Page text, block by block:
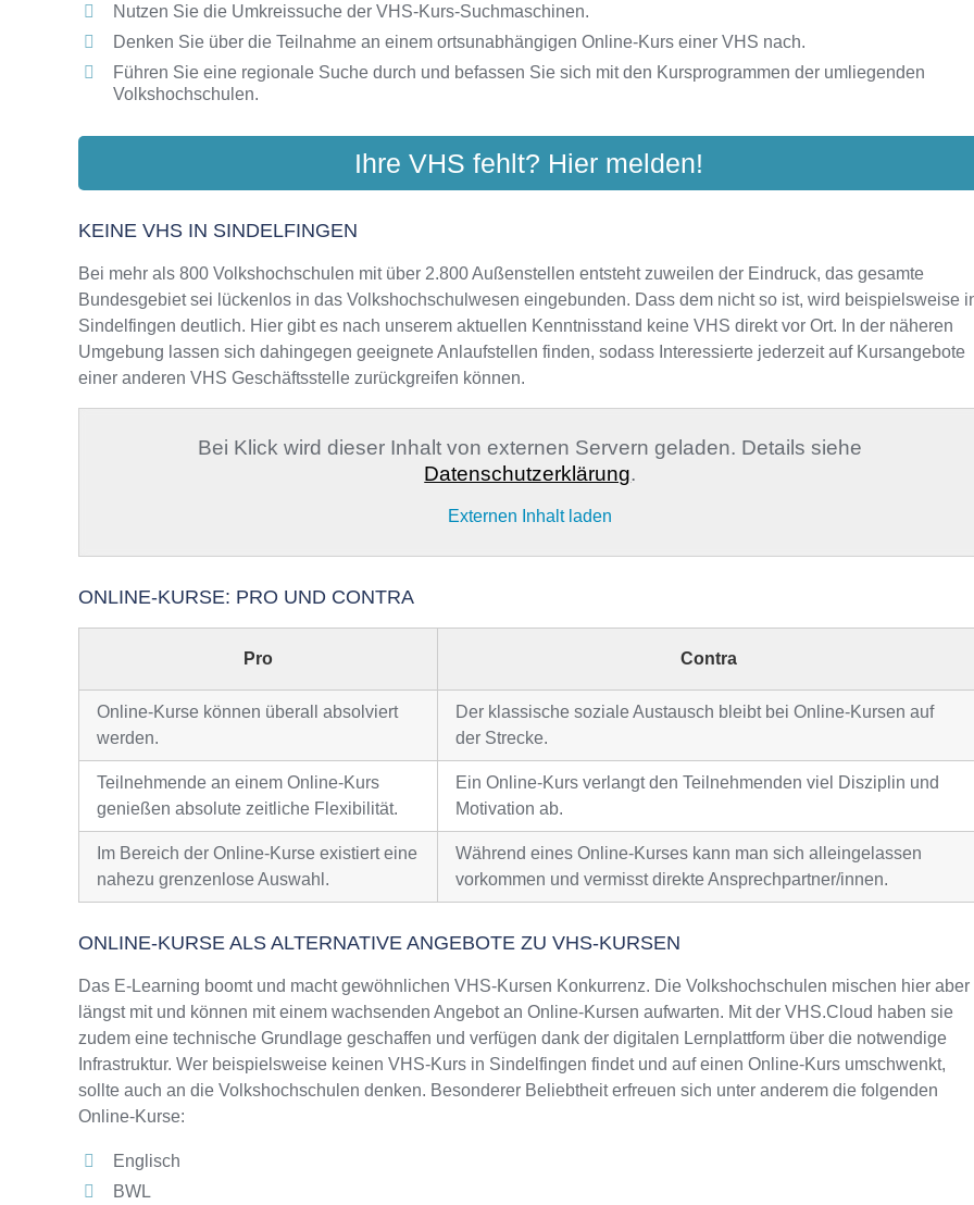
Nutzen Sie die Umkreissuche der VHS-Kurs-Suchmaschinen.
Denken Sie über die Teilnahme an einem ortsunabhängigen Online-Kurs einer VHS nach.
Führen Sie eine regionale Suche durch und befassen Sie sich mit den Kursprogrammen der umliegenden
Volkshochschulen.
Ihre VHS fehlt? Hier melden!
KEINE VHS IN SINDELFINGEN
Bei mehr als 800 Volkshochschulen mit über 2.800 Außenstellen entsteht zuweilen der Eindruck, das gesamte
Bundesgebiet sei lückenlos in das Volkshochschulwesen eingebunden. Dass dem nicht so ist, wird beispielsweise
Sindelfingen deutlich. Hier gibt es nach unserem aktuellen Kenntnisstand keine VHS direkt vor Ort. In der näheren
Umgebung lassen sich dahingegen geeignete Anlaufstellen finden, sodass Interessierte jederzeit auf Kursangebote
einer anderen VHS Geschäftsstelle zurückgreifen können.
Bei Klick wird dieser Inhalt von externen Servern geladen. Details siehe
Datenschutzerklärung.
Externen Inhalt laden
ONLINE-KURSE: PRO UND CONTRA
Pro Contra
Online-Kurse können überall absolviert
werden.
Der klassische soziale Austausch bleibt bei Online-Kursen auf
der Strecke.
Teilnehmende an einem Online-Kurs
genießen absolute zeitliche Flexibilität.
Ein Online-Kurs verlangt den Teilnehmenden viel Disziplin und
Motivation ab.
Im Bereich der Online-Kurse existiert eine
nahezu grenzenlose Auswahl.
Während eines Online-Kurses kann man sich alleingelassen
vorkommen und vermisst direkte Ansprechpartner/innen.
ONLINE-KURSE ALS ALTERNATIVE ANGEBOTE ZU VHS-KURSEN
Das E-Learning boomt und macht gewöhnlichen VHS-Kursen Konkurrenz. Die Volkshochschulen mischen hier aber
längst mit und können mit einem wachsenden Angebot an Online-Kursen aufwarten. Mit der VHS.Cloud haben sie
zudem eine technische Grundlage geschaffen und verfügen dank der digitalen Lernplattform über die notwendige
Infrastruktur. Wer beispielsweise keinen VHS-Kurs in Sindelfingen findet und auf einen Online-Kurs umschwenkt,
sollte auch an die Volkshochschulen denken. Besonderer Beliebtheit erfreuen sich unter anderem die folgenden
Online-Kurse:
Englisch
BWL